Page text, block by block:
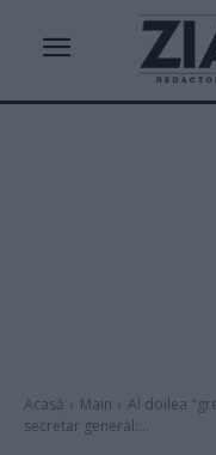
Acasă Main
Al doilea
secretar general:...